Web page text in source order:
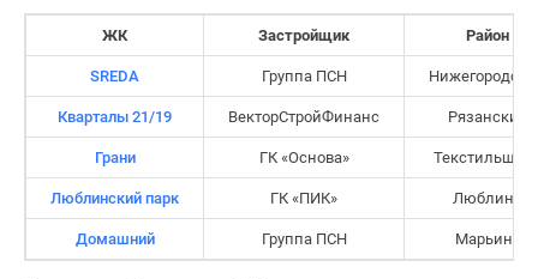
Поиск
Москве
Программа
Москве
Новостройки
ЖК Застройщик Район
SREDA Группа ПСН
Кварталы 21/19 ВекторСтройФинанс Рязанский
Грани ГК «Основа»
Люблинский парк ГК «ПИК» Люблино
Домашний Группа ПСН Марьино